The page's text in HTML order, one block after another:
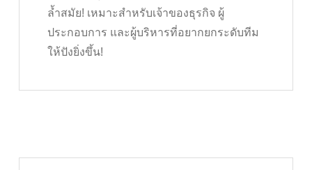
ล้ำสมัย! เหมาะสำหรับเจ้าของธุรกิจ ผู้
ประกอบการ และผู้บริหารที่อยากยกระดับทีม
ให้ปังยิ่งขึ้น!